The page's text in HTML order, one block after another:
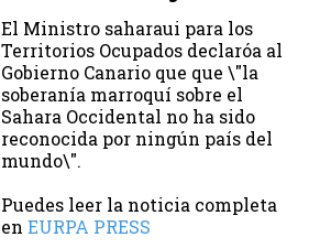
El Ministro saharaui para los
Territorios Ocupados declaróa al
Gobierno Canario que que \"la
soberanía marroquí sobre el
Sahara Occidental no ha sido
reconocida por ningún país del
mundo\".
Puedes leer la noticia completa
en EURPA PRESS